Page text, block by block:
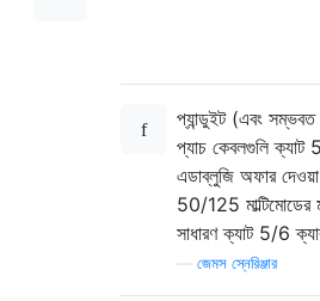
প্যান্ডুইট (এবং
প্যাচ কেবলগুলি
এডাব্লুজি অফার
50/125 মাল্টিমোডের
সাধারণ ক্যাট 5/6
জেমস স্নেরিঞ্জার